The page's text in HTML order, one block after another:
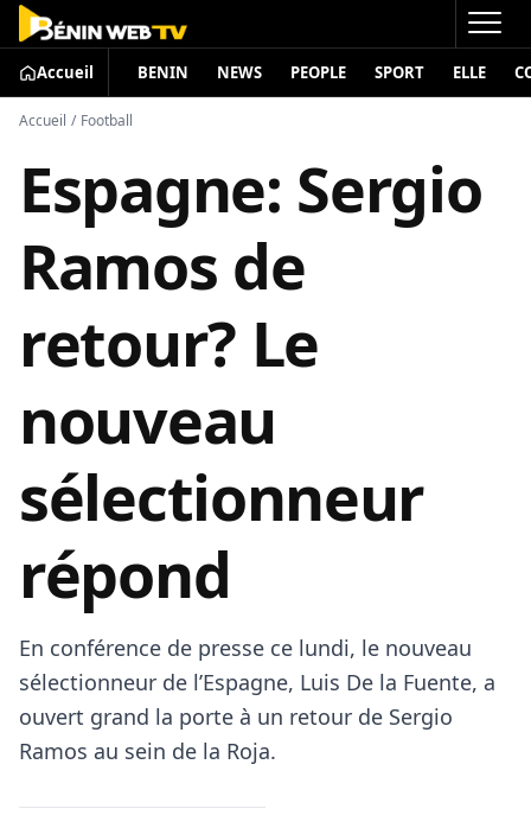
Accueil BENIN NEWS PEOPLE SPORT ELLE
Accueil / Football
Espagne: Sergio
Ramos de
retour? Le
nouveau
sélectionneur
répond
En conférence de presse ce lundi, le nouveau
sélectionneur de l’Espagne, Luis De la Fuente, a
ouvert grand la porte à un retour de Sergio
Ramos au sein de la Roja.